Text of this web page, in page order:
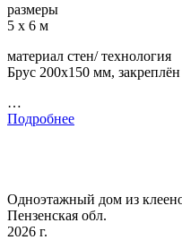
размеры
5 х 6 м
материал стен/ технология
Брус 200х150 мм,
…
Подробнее
Одноэтажный дом из
Пензенская обл.
2026 г.